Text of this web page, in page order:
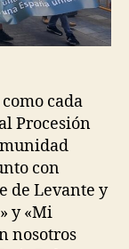
cada
Procesión
con
de Levante y
y «Mi
nosotros